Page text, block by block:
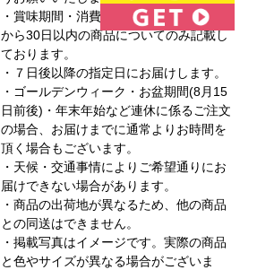
・賞味期間・消費期限は、製造・加工日
から30日以内の商品についてのみ記載し
ております。
・７日後以降の指定日にお届けします。
・ゴールデンウィーク・お盆期間(8月15
日前後)・年末年始など連休に係るご注文
の場合、お届けまでに通常よりお時間を
頂く場合もございます。
・天候・交通事情によりご希望通りにお
届けできない場合があります。
・商品の出荷地が異なるため、他の商品
との同送はできません。
・掲載写真はイメージです。実際の商品
と色やサイズが異なる場合がございま